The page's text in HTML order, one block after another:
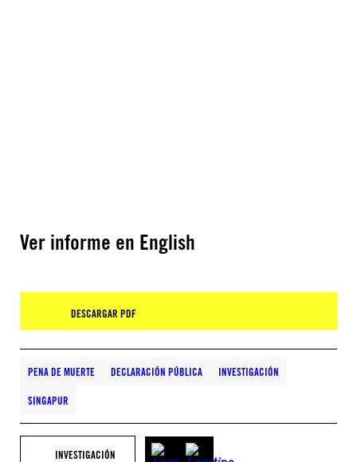
Ver informe en English
DESCARGAR PDF
PENA DE MUERTE DECLARACIÓN PÚBLICA INVESTIGACIÓN
SINGAPUR
INVESTIGACIÓN